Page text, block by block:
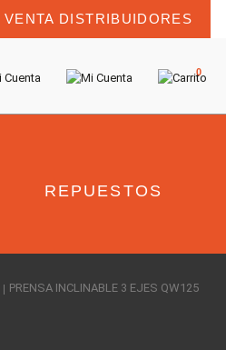
VENTA DISTRIBUIDORES
0
REPUESTOS
PRENSA INCLINABLE 3 EJES QW125